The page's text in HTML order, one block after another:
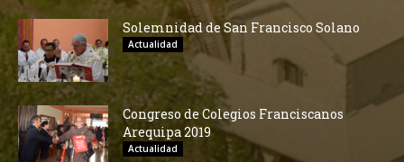
Solemnidad de San Francisco Solano
Actualidad
Congreso de Colegios Franciscanos
Arequipa 2019
Actualidad